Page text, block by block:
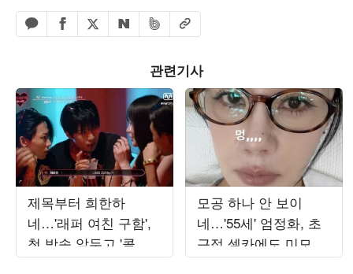
카카오톡 공유하기
페이스북 공유하기
엑스 공유하기
네이버 공유하기
밴드 공유하기
URL복사
관련기사
제목부터 희한하
네…'래퍼 여친 구함',
첫 방송 앞두고 '콜아
웃 ♥데이트' 현장 공개
모공 하나 안 보이
네…'55세' 엄정화, 초
근접 셀카에도 미모 자
신감 '대폭발'